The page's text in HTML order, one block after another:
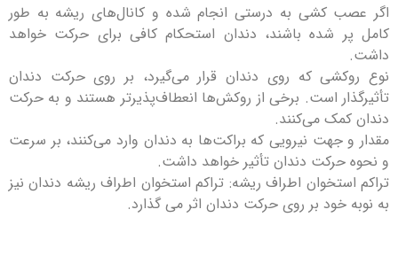
اگر عصب کشی به درستی انجام شده و کانال‌های ریشه به طور
کامل پر شده باشند، دندان استحکام کافی برای حرکت خواهد
داشت.
نوع روکشی که روی دندان قرار می‌گیرد، بر روی حرکت دندان
تأثیرگذار است. برخی از روکش‌ها انعطاف‌پذیرتر هستند و به حرکت
دندان کمک می‌کنند.
مقدار و جهت نیرویی که براکت‌ها به دندان وارد می‌کنند، بر سرعت
و نحوه حرکت دندان تأثیر خواهد داشت.
تراکم استخوان اطراف ریشه: تراکم استخوان اطراف ریشه دندان نیز
به نوبه خود بر روی حرکت دندان اثر می گذارد.